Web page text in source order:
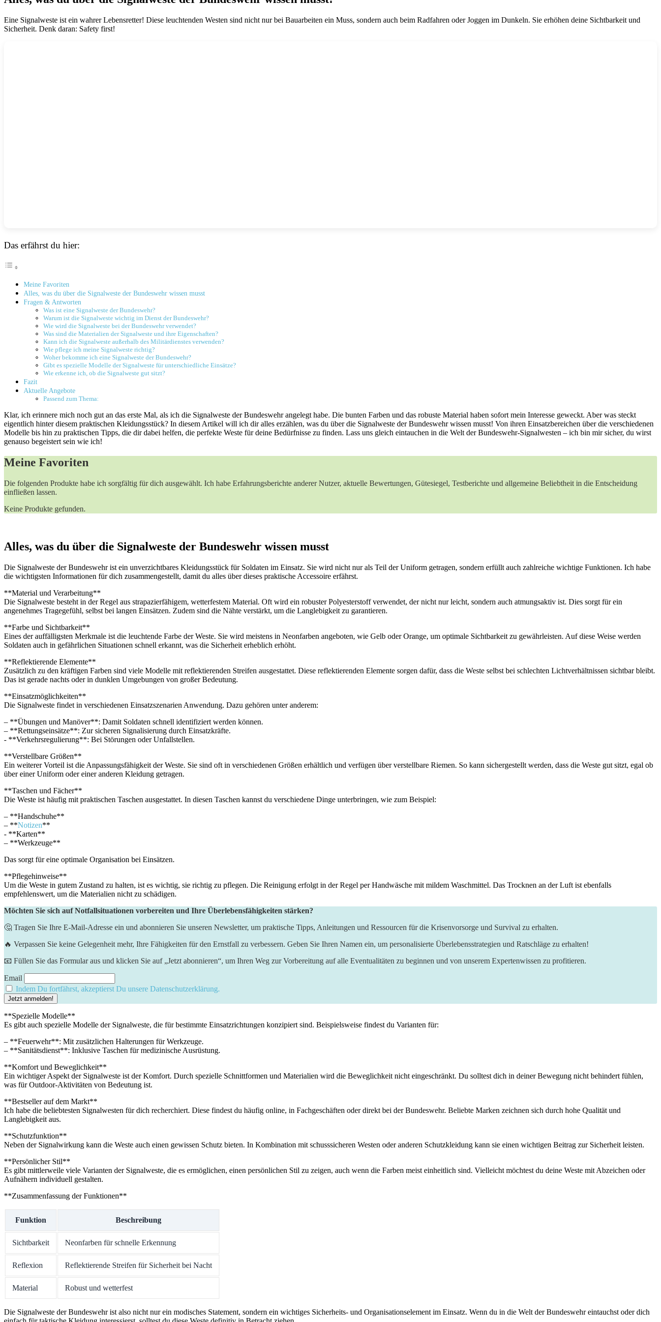
Eine Signalweste ist ein wahrer Lebensretter! Diese leuchtenden Westen sind nicht nur bei Bauarbeiten ein Muss, sondern auch beim Radfahren oder Joggen im Dunkeln. Sie erhöhen deine Sichtbarkeit und
Sicherheit. Denk daran: Safety first!
Das erfährst du hier:
Meine‍ Favoriten
Alles, was du über die⁤ Signalweste ​der ​Bundeswehr wissen musst
Fragen ⁤& Antworten
Was ist eine Signalweste der​ Bundeswehr?
Warum ⁢ist die Signalweste wichtig im Dienst der Bundeswehr?
Wie wird die Signalweste bei der‍ Bundeswehr⁤ verwendet?
Was sind die Materialien der ⁢Signalweste und ihre ⁢Eigenschaften?
Kann ich ‍die Signalweste außerhalb des Militärdienstes verwenden?
Wie⁣ pflege ich meine Signalweste richtig?
Woher bekomme ich‍ eine ⁢Signalweste ​der ⁤Bundeswehr?
Gibt es⁢ spezielle Modelle der⁢ Signalweste für​ unterschiedliche Einsätze?
Wie​ erkenne ich, ob die Signalweste gut sitzt?
Fazit
Aktuelle Angebote
Passend zum Thema:
Klar,‍ ich erinnere mich noch gut an das erste Mal,‍ als ich⁣ die Signalweste der Bundeswehr ‌angelegt habe. Die ⁣bunten ⁣Farben und das robuste ‌Material haben sofort mein Interesse geweckt. Aber ‌was steckt
eigentlich hinter diesem praktischen Kleidungsstück? ⁤In diesem Artikel will ich dir alles erzählen, was du über‍ die Signalweste der Bundeswehr wissen‌ musst!‌ Von ihren Einsatzbereichen über die‌ verschiedenen
Modelle bis hin zu ​praktischen Tipps, ​die dir dabei helfen, die perfekte Weste für deine Bedürfnisse ⁢zu finden. ⁢Lass uns gleich eintauchen in die Welt⁢ der Bundeswehr-Signalwesten – ich⁢ bin mir sicher, ⁤du wirst
genauso begeistert sein‌ wie ich!
Meine‍ Favoriten
Die folgenden Produkte habe ich sorgfältig für dich⁣ ausgewählt. ⁤Ich habe Erfahrungsberichte‌ anderer Nutzer,​ aktuelle Bewertungen, ⁤Gütesiegel, Testberichte und allgemeine Beliebtheit in‍ die Entscheidung
einfließen lassen.
Keine Produkte gefunden.
Alles, was du über die⁤ Signalweste ​der ​Bundeswehr wissen musst
Die Signalweste der Bundeswehr ist ein ⁤unverzichtbares‌ Kleidungsstück für ⁣Soldaten im Einsatz. Sie‌ wird ‌nicht nur​ als Teil der ‍Uniform getragen, sondern erfüllt auch ⁢zahlreiche​ wichtige Funktionen. Ich habe
die wichtigsten Informationen für dich zusammengestellt, damit ⁢du alles über dieses praktische Accessoire erfährst.
**Material und Verarbeitung**
Die Signalweste besteht⁣ in ​der Regel aus strapazierfähigem,​ wetterfestem Material. Oft ​wird‌ ein robuster Polyesterstoff verwendet, der ⁣nicht nur ⁤leicht, ⁤sondern auch atmungsaktiv ist. Dies sorgt für ein
angenehmes ‌Tragegefühl, selbst bei langen Einsätzen. Zudem sind die Nähte verstärkt, um die Langlebigkeit zu garantieren.
**Farbe und ⁤Sichtbarkeit** ⁢
Eines der auffälligsten Merkmale⁢ ist die​ leuchtende Farbe der​ Weste. Sie wird meistens​ in Neonfarben angeboten, wie Gelb oder Orange,‍ um optimale Sichtbarkeit zu gewährleisten. Auf diese Weise werden
Soldaten auch in gefährlichen Situationen schnell erkannt, ⁢was die Sicherheit‌ erheblich ⁣erhöht.
**Reflektierende Elemente**
Zusätzlich‍ zu den ‌kräftigen Farben sind viele Modelle mit reflektierenden ‍Streifen ⁢ausgestattet. Diese​ reflektierenden Elemente ​sorgen dafür, dass die ⁢Weste selbst bei schlechten Lichtverhältnissen⁢ sichtbar bleibt.
Das ist gerade nachts oder in dunklen Umgebungen ⁤von großer Bedeutung.
**Einsatzmöglichkeiten**‌
Die Signalweste findet ⁢in verschiedenen Einsatzszenarien Anwendung. Dazu gehören unter anderem:
– **Übungen und ‍Manöver**:​ Damit‌ Soldaten schnell identifiziert werden⁤ können.
– **Rettungseinsätze**:‍ Zur sicheren Signalisierung durch ‌Einsatzkräfte.
-⁢ **Verkehrsregulierung**: Bei Störungen⁤ oder Unfallstellen.
**Verstellbare‌ Größen**
Ein‌ weiterer ‍Vorteil ist die Anpassungsfähigkeit der Weste. Sie ‌sind ⁤oft in verschiedenen‌ Größen erhältlich und verfügen über⁣ verstellbare Riemen. ⁤So kann sichergestellt werden, dass⁢ die Weste gut ⁣sitzt, egal ob
über einer Uniform ⁢oder einer anderen Kleidung getragen.
**Taschen und ‌Fächer**
Die Weste ⁤ist häufig‌ mit praktischen Taschen ‍ausgestattet. In diesen Taschen kannst ⁣du verschiedene Dinge unterbringen, wie zum‌ Beispiel:
– **Handschuhe**
– ​**Notizen** ‍
-​ **Karten** ⁤
– ‌**Werkzeuge** ⁤
Das sorgt ⁣für eine optimale Organisation⁤ bei⁤ Einsätzen.
**Pflegehinweise** ⁣
Um die Weste ⁢in ​gutem‍ Zustand zu⁤ halten, ist es wichtig, sie richtig zu pflegen. Die Reinigung erfolgt in der​ Regel‌ per Handwäsche​ mit mildem Waschmittel. Das Trocknen an der Luft ist ebenfalls​
empfehlenswert, um ‍die Materialien nicht zu schädigen.
Möchten Sie sich auf Notfallsituationen vorbereiten und Ihre Überlebensfähigkeiten stärken?
🤔 Tragen Sie Ihre E-Mail-Adresse ein und abonnieren Sie unseren Newsletter, um praktische Tipps, Anleitungen und Ressourcen für die Krisenvorsorge und Survival zu erhalten.
🔥 Verpassen Sie keine Gelegenheit mehr, Ihre Fähigkeiten für den Ernstfall zu verbessern. Geben Sie Ihren Namen ein, um personalisierte Überlebensstrategien und Ratschläge zu erhalten!
📧 Füllen Sie das Formular aus und klicken Sie auf „Jetzt abonnieren“, um Ihren Weg zur Vorbereitung auf alle Eventualitäten zu beginnen und von unserem Expertenwissen zu profitieren.
Email
Indem Du fortfährst, akzeptierst Du unsere Datenschutzerklärung.
**Spezielle Modelle**‍
Es gibt auch spezielle‌ Modelle der Signalweste, die‌ für bestimmte Einsatzrichtungen ‍konzipiert sind. Beispielsweise findest du Varianten für:
– **Feuerwehr**: Mit zusätzlichen Halterungen für Werkzeuge.
– **Sanitätsdienst**: Inklusive Taschen für medizinische ⁣Ausrüstung.
**Komfort und Beweglichkeit** ⁣
Ein wichtiger Aspekt der Signalweste ist⁣ der Komfort. Durch‍ spezielle Schnittformen und Materialien wird die Beweglichkeit nicht eingeschränkt. Du solltest dich in ⁢deiner Bewegung⁣ nicht behindert ‍fühlen,
was für‍ Outdoor-Aktivitäten von Bedeutung ist.
**Bestseller auf dem⁣ Markt**
Ich habe die⁢ beliebtesten Signalwesten für dich recherchiert.⁢ Diese findest du ‍häufig online, in ​Fachgeschäften oder direkt bei ⁣der Bundeswehr.⁣ Beliebte Marken zeichnen sich durch ​hohe⁣ Qualität und⁣
Langlebigkeit aus.
**Schutzfunktion**⁢
Neben der‍ Signalwirkung ​kann die Weste ​auch einen gewissen ‌Schutz bieten. In ​Kombination mit schusssicheren Westen⁢ oder ⁤anderen‌ Schutzkleidung kann sie ‍einen wichtigen Beitrag zur Sicherheit leisten.
**Persönlicher Stil**⁢
Es gibt‌ mittlerweile viele Varianten der Signalweste, die es⁤ ermöglichen, ⁣einen‌ persönlichen Stil zu zeigen, auch‌ wenn ⁢die Farben meist einheitlich sind. Vielleicht möchtest​ du deine Weste mit Abzeichen oder
Aufnähern individuell gestalten.
**Zusammenfassung ‌der Funktionen**
Funktion Beschreibung
Sichtbarkeit Neonfarben ⁣für⁣ schnelle Erkennung
Reflexion Reflektierende Streifen‍ für Sicherheit bei Nacht
Material Robust⁤ und wetterfest
Die Signalweste ​der Bundeswehr ist also nicht nur ein modisches Statement, ​sondern ein⁢ wichtiges ⁢Sicherheits- und Organisationselement im Einsatz. ​Wenn du in ⁤die Welt der Bundeswehr ⁤eintauchst oder dich